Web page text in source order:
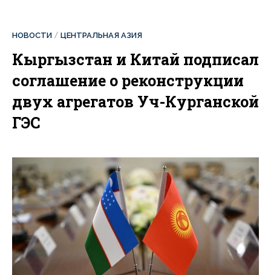
НОВОСТИ ЦЕНТРАЛЬНАЯ АЗИЯ
Кыргызстан и Китай подписал
соглашение о реконструкции
двух агрегатов Уч-Курганской
ГЭС